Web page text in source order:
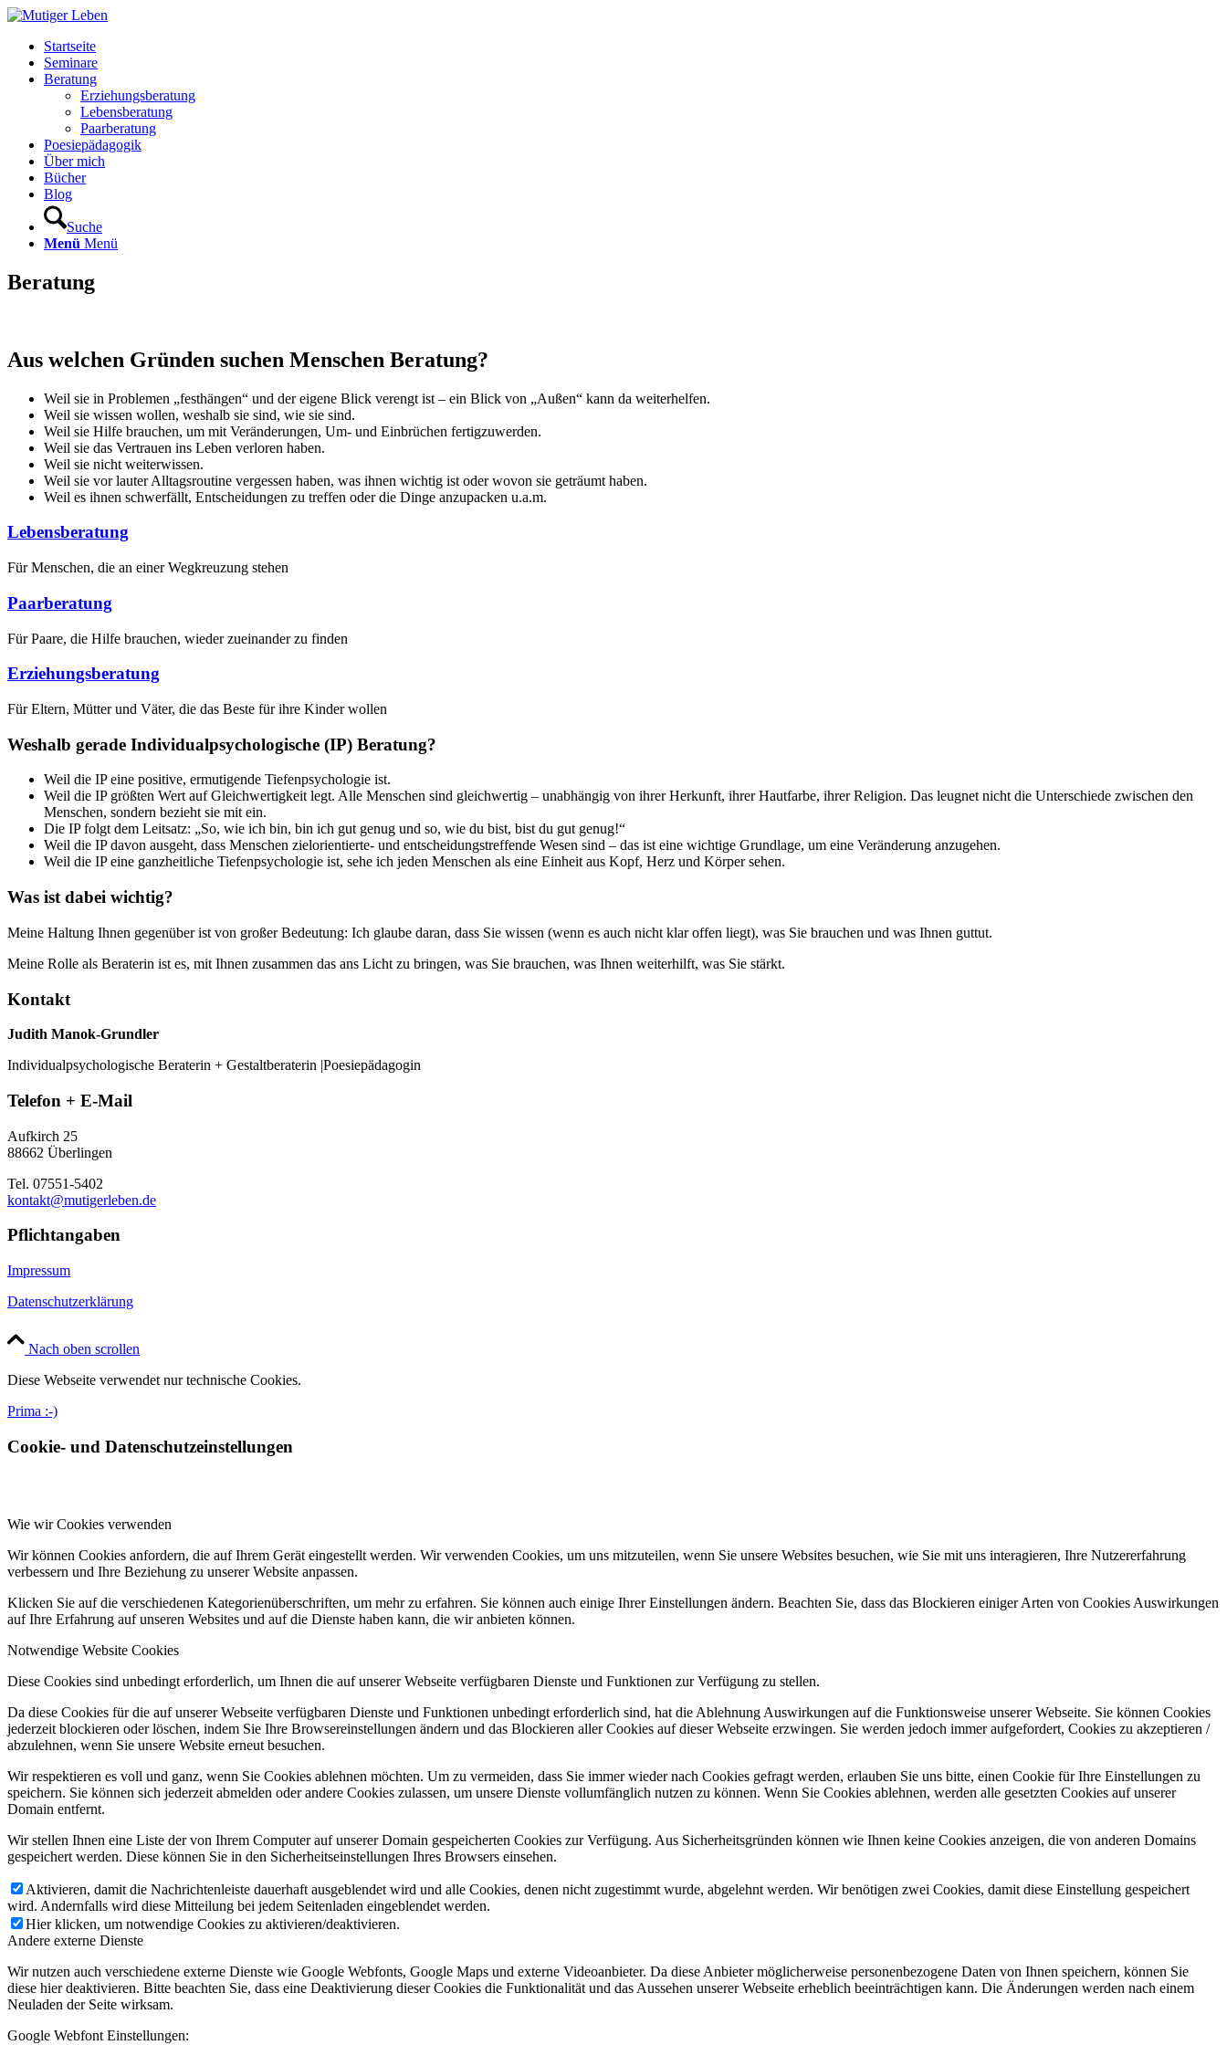
Startseite
Seminare
Beratung
Erziehungsberatung
Lebensberatung
Paarberatung
Poesiepädagogik
Über mich
Bücher
Blog
Suche
Menü Menü
Beratung
Aus welchen Gründen suchen Menschen Beratung?
Weil sie in Problemen „festhängen“ und der eigene Blick verengt ist – ein Blick von „Außen“ kann da weiterhelfen.
Weil sie wissen wollen, weshalb sie sind, wie sie sind.
Weil sie Hilfe brauchen, um mit Veränderungen, Um- und Einbrüchen fertigzuwerden.
Weil sie das Vertrauen ins Leben verloren haben.
Weil sie nicht weiterwissen.
Weil sie vor lauter Alltagsroutine vergessen haben, was ihnen wichtig ist oder wovon sie geträumt haben.
Weil es ihnen schwerfällt, Entscheidungen zu treffen oder die Dinge anzupacken u.a.m.
Lebensberatung
Für Menschen, die an einer Wegkreuzung stehen
Paarberatung
Für Paare, die Hilfe brauchen, wieder zueinander zu finden
Erziehungsberatung
Für Eltern, Mütter und Väter, die das Beste für ihre Kinder wollen
Weshalb gerade Individualpsychologische (IP) Beratung?
Weil die IP eine positive, ermutigende Tiefenpsychologie ist.
Weil die IP größten Wert auf Gleichwertigkeit legt. Alle Menschen sind gleichwertig – unabhängig von ihrer Herkunft, ihrer Hautfarbe, ihrer Religion. Das leugnet nicht die Unterschiede zwischen den
Menschen, sondern bezieht sie mit ein.
Die IP folgt dem Leitsatz: „So, wie ich bin, bin ich gut genug und so, wie du bist, bist du gut genug!“
Weil die IP davon ausgeht, dass Menschen zielorientierte- und entscheidungstreffende Wesen sind – das ist eine wichtige Grundlage, um eine Veränderung anzugehen.
Weil die IP eine ganzheitliche Tiefenpsychologie ist, sehe ich jeden Menschen als eine Einheit aus Kopf, Herz und Körper sehen.
Was ist dabei wichtig?
Meine Haltung Ihnen gegenüber ist von großer Bedeutung: Ich glaube daran, dass Sie wissen (wenn es auch nicht klar offen liegt), was Sie brauchen und was Ihnen guttut.
Meine Rolle als Beraterin ist es, mit Ihnen zusammen das ans Licht zu bringen, was Sie brauchen, was Ihnen weiterhilft, was Sie stärkt.
Kontakt
Judith Manok-Grundler
Individualpsychologische Beraterin + Gestaltberaterin |Poesiepädagogin
Telefon + E-Mail
Aufkirch 25
88662 Überlingen
Tel. 07551-5402
kontakt@mutigerleben.de
Pflichtangaben
Impressum
Datenschutzerklärung
Nach oben scrollen
Diese Webseite verwendet nur technische Cookies.
Prima :-)
Cookie- und Datenschutzeinstellungen
Wie wir Cookies verwenden
Wir können Cookies anfordern, die auf Ihrem Gerät eingestellt werden. Wir verwenden Cookies, um uns mitzuteilen, wenn Sie unsere Websites besuchen, wie Sie mit uns interagieren, Ihre Nutzererfahrung
verbessern und Ihre Beziehung zu unserer Website anpassen.
Klicken Sie auf die verschiedenen Kategorienüberschriften, um mehr zu erfahren. Sie können auch einige Ihrer Einstellungen ändern. Beachten Sie, dass das Blockieren einiger Arten von Cookies Auswirkungen
auf Ihre Erfahrung auf unseren Websites und auf die Dienste haben kann, die wir anbieten können.
Notwendige Website Cookies
Diese Cookies sind unbedingt erforderlich, um Ihnen die auf unserer Webseite verfügbaren Dienste und Funktionen zur Verfügung zu stellen.
Da diese Cookies für die auf unserer Webseite verfügbaren Dienste und Funktionen unbedingt erforderlich sind, hat die Ablehnung Auswirkungen auf die Funktionsweise unserer Webseite. Sie können Cookies
jederzeit blockieren oder löschen, indem Sie Ihre Browsereinstellungen ändern und das Blockieren aller Cookies auf dieser Webseite erzwingen. Sie werden jedoch immer aufgefordert, Cookies zu akzeptieren /
abzulehnen, wenn Sie unsere Website erneut besuchen.
Wir respektieren es voll und ganz, wenn Sie Cookies ablehnen möchten. Um zu vermeiden, dass Sie immer wieder nach Cookies gefragt werden, erlauben Sie uns bitte, einen Cookie für Ihre Einstellungen zu
speichern. Sie können sich jederzeit abmelden oder andere Cookies zulassen, um unsere Dienste vollumfänglich nutzen zu können. Wenn Sie Cookies ablehnen, werden alle gesetzten Cookies auf unserer
Domain entfernt.
Wir stellen Ihnen eine Liste der von Ihrem Computer auf unserer Domain gespeicherten Cookies zur Verfügung. Aus Sicherheitsgründen können wie Ihnen keine Cookies anzeigen, die von anderen Domains
gespeichert werden. Diese können Sie in den Sicherheitseinstellungen Ihres Browsers einsehen.
Aktivieren, damit die Nachrichtenleiste dauerhaft ausgeblendet wird und alle Cookies, denen nicht zugestimmt wurde, abgelehnt werden. Wir benötigen zwei Cookies, damit diese Einstellung gespeichert
wird. Andernfalls wird diese Mitteilung bei jedem Seitenladen eingeblendet werden.
Hier klicken, um notwendige Cookies zu aktivieren/deaktivieren.
Andere externe Dienste
Wir nutzen auch verschiedene externe Dienste wie Google Webfonts, Google Maps und externe Videoanbieter. Da diese Anbieter möglicherweise personenbezogene Daten von Ihnen speichern, können Sie
diese hier deaktivieren. Bitte beachten Sie, dass eine Deaktivierung dieser Cookies die Funktionalität und das Aussehen unserer Webseite erheblich beeinträchtigen kann. Die Änderungen werden nach einem
Neuladen der Seite wirksam.
Google Webfont Einstellungen: